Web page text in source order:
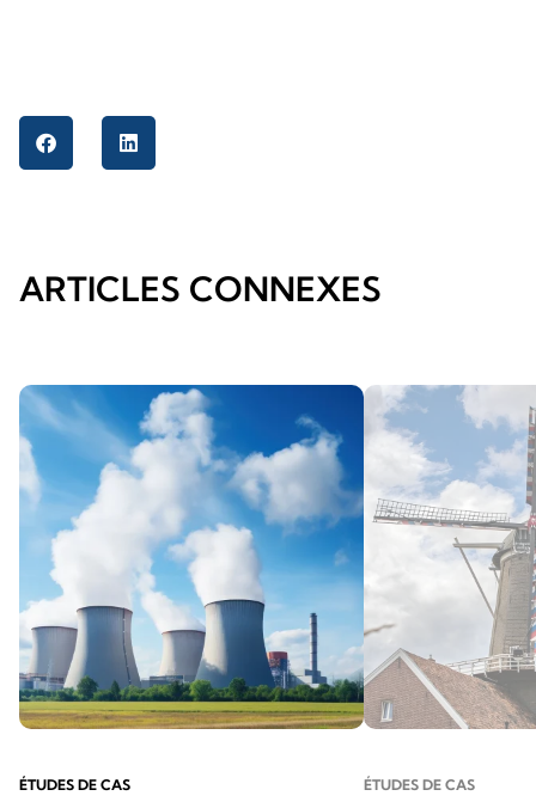
ARTICLES CONNEXES
ÉTUDES DE CAS ÉTUDES DE CAS